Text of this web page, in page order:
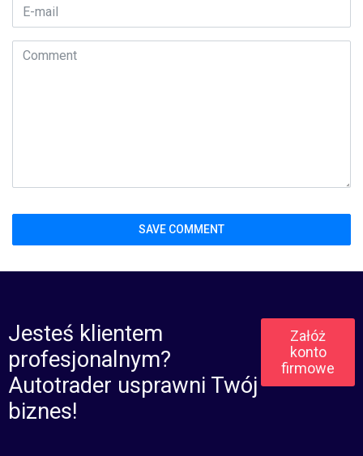
Jesteś klientem
profesjonalnym?
Autotrader usprawni Twój
biznes!
Załóż
konto
firmowe